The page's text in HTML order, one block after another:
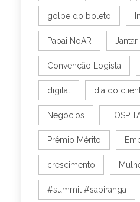
golpe do boleto
Papai NoAR
Convenção Logista
digital dia do
Negócios
Prêmio Mérito
crescimento
#summit #sapiranga